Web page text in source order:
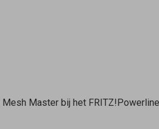
Mesh Masterbij het